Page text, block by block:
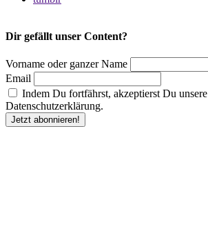
Dir gefällt unser Content?
Vorname oder ganzer Name
Email
Indem Du fortfährst, akzeptierst Du unsere
Datenschutzerklärung.